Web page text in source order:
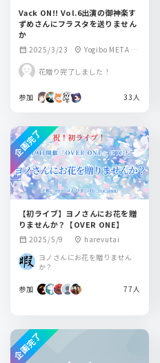
Vack ON!! Vol.6出演の御神楽す
ずめさんにフラスタを送りません
か
calendar_month 2025/3/23 location_on Yogibo META V
花贈り完了しました！
参加 33人
【初ライブ】ヨノさんにお花を贈
りませんか？【OVER ONE】
calendar_month 2025/5/9 location_on harevutai
ヨノさんにお花を贈りません
か？
参加 77人
企画完了
企画完了